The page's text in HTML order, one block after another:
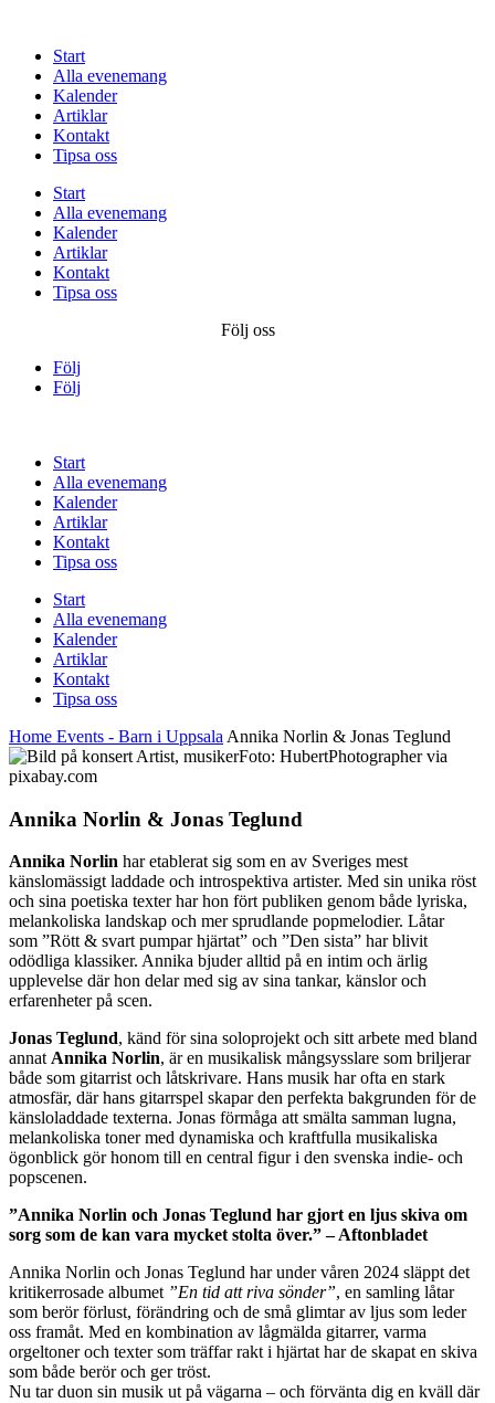
Start
Alla evenemang
Kalender
Artiklar
Kontakt
Tipsa oss
Start
Alla evenemang
Kalender
Artiklar
Kontakt
Tipsa oss
Följ oss
Följ
Följ
Start
Alla evenemang
Kalender
Artiklar
Kontakt
Tipsa oss
Start
Alla evenemang
Kalender
Artiklar
Kontakt
Tipsa oss
Home Events - Barn i Uppsala Annika Norlin & Jonas Teglund
Foto: HubertPhotographer via
pixabay.com
Annika Norlin & Jonas Teglund
Annika Norlin har etablerat sig som en av Sveriges mest
känslomässigt laddade och introspektiva artister. Med sin unika röst
och sina poetiska texter har hon fört publiken genom både lyriska,
melankoliska landskap och mer sprudlande popmelodier. Låtar
som ”Rött & svart pumpar hjärtat” och ”Den sista” har blivit
odödliga klassiker. Annika bjuder alltid på en intim och ärlig
upplevelse där hon delar med sig av sina tankar, känslor och
erfarenheter på scen.
Jonas Teglund, känd för sina soloprojekt och sitt arbete med bland
annatAnnika Norlin, är en musikalisk mångsysslare som briljerar
både som gitarrist och låtskrivare. Hans musik har ofta en stark
atmosfär, där hans gitarrspel skapar den perfekta bakgrunden för de
känsloladdade texterna. Jonas förmåga att smälta samman lugna,
melankoliska toner med dynamiska och kraftfulla musikaliska
ögonblick gör honom till en central figur i den svenska indie- och
popscenen.
”Annika Norlin och Jonas Teglund har gjort en ljus skiva om
sorg som de kan vara mycket stolta över.” – Aftonbladet
Annika Norlin och Jonas Teglund har under våren 2024 släppt det
kritikerrosade albumet ”En tid att riva sönder”, en samling låtar
som berör förlust, förändring och de små glimtar av ljus som leder
oss framåt. Med en kombination av lågmälda gitarrer, varma
orgeltoner och texter som träffar rakt i hjärtat har de skapat en skiva
som både berör och ger tröst.
Nu tar duon sin musik ut på vägarna – och förvänta dig en kväll där